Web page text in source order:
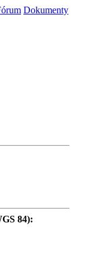
Dokumenty
84):